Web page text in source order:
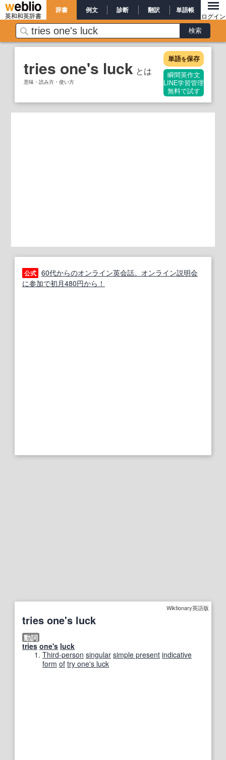
英和和英辞書
辞書 例文 診断 翻訳 単語帳
ログイン
tries one's luck とは
意味・読み方・使い方
単語を保存
瞬間英作文
LINE学習管理
無料で試す
公式 60代からのオンライン英会話。オンライン説明会
に参加で初月480円から！
Wiktionary英語版
tries one's luck
動詞
tries one's luck
Third-person singular simple present indicative
form of try one's luck